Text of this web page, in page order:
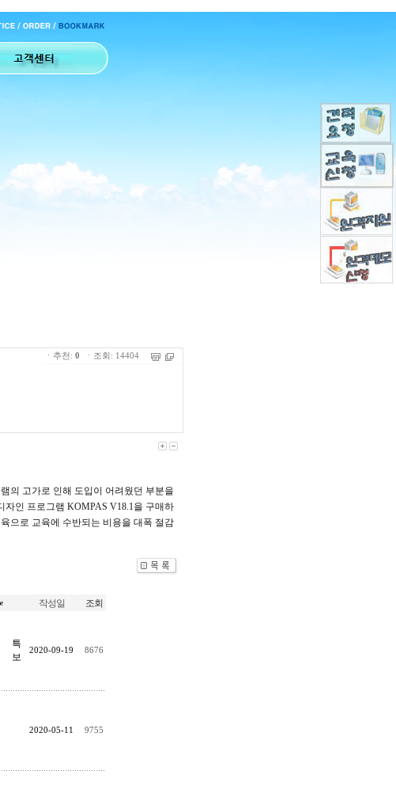
ㆍ추천:0 ㆍ조회: 14404
의 고가로 인해 도입이 어려웠던 부분을
자인 프로그램 KOMPAS V18.1을 구매하
으로 교육에 수반되는 비용을 대폭 절감
작성일 조회
특
보
2020-09-19 8676
2020-05-11 9755